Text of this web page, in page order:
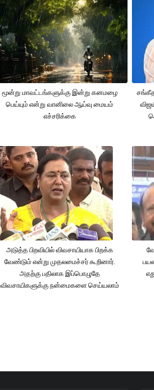
மூன்று மாவட்டங்களுக்கு இன்று கனமழை
பெய்யும் என்று வானிலை ஆய்வு மையம்
எச்சரிக்கை
அடுத்த பிறவியில் விவசாயியாக பிறக்க
வேண்டும் என்று முதலமைச்சர் கூறினார்.
அதற்கு பதிலாக இப்பொழுதே
விவசாயிகளுக்கு நன்மைகளை செய்யலாம்